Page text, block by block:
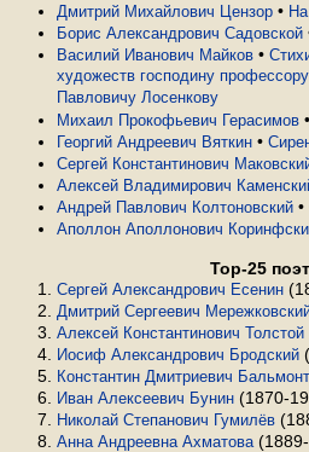
Дмитрий Михайлович Цензор •
Борис Александрович Садовской
Василий Иванович Майков •
художеств господину
Павловичу Лосенкову
Михаил Прокофьевич Герасимов •
Георгий Андреевич Вяткин •
Сергей Константинович
Алексей Владимирович
Андрей Павлович Колтоновский •
Аполлон Аполлонович
Top-25
Сергей Александрович Есенин
Дмитрий Сергеевич
Алексей Константинович Толстой
Иосиф Александрович Бродский
Константин Дмитриевич Бальмонт
Иван Алексеевич Бунин (1870-
Николай Степанович Гумилёв
Анна Андреевна Ахматова